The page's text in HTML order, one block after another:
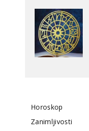
Horoskop
Zanimljivosti